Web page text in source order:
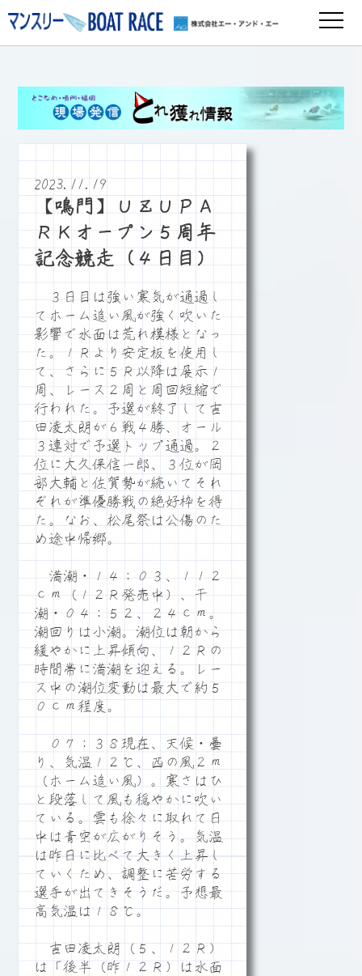
2023.11.19
【鳴門】ＵＺＵＰＡ
ＲＫオープン５周年
記念競走（４日目）
３日目は強い寒気が通過し
てホーム追い風が強く吹いた
影響で水面は荒れ模様となっ
た。１Ｒより安定板を使用し
て、さらに５Ｒ以降は展示１
周、レース２周と周回短縮で
行われた。予選が終了して吉
田凌太朗が６戦４勝、オール
３連対で予選トップ通過。２
位に大久保信一郎、３位が岡
部大輔と佐賀勢が続いてそれ
ぞれが準優勝戦の絶好枠を得
た。なお、松尾祭は公傷のた
め途中帰郷。
満潮・１４：０３、１１２
ｃｍ（１２Ｒ発売中）、干
潮・０４：５２、２４ｃｍ。
潮回りは小潮。潮位は朝から
緩やかに上昇傾向、１２Ｒの
時間帯に満潮を迎える。レー
ス中の潮位変動は最大で約５
０ｃｍ程度。
０７：３８現在、天候・曇
り、気温１２℃、西の風２ｍ
（ホーム追い風）。寒さはひ
と段落して風も穏やかに吹い
ている。雲も徐々に取れて日
中は青空が広がりそう。気温
は昨日に比べて大きく上昇し
ていくため、調整に苦労する
選手が出てきそうだ。予想最
高気温は１８℃。
吉田凌太朗（５、１２Ｒ）
は「後半（昨１２Ｒ）は水面